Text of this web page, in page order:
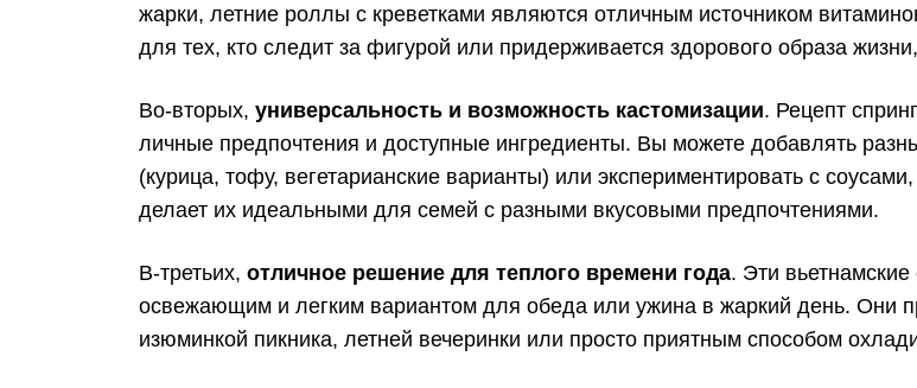
жарки, летние роллы с креветками являются отличным источником
для тех, кто следит за фигурой или придерживается здорового образа
Во-вторых, универсальность и возможность кастомизации. Рецепт
личные предпочтения и доступные ингредиенты. Вы можете добавлять
(курица, тофу, вегетарианские варианты) или экспериментировать с
делает их идеальными для семей с разными вкусовыми предпочтениями.
В-третьих, отличное решение для теплого времени года. Эти
освежающим и легким вариантом для обеда или ужина в жаркий день. Они
изюминкой пикника, летней вечеринки или просто приятным способом